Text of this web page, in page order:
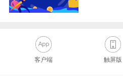
客户端 触屏版